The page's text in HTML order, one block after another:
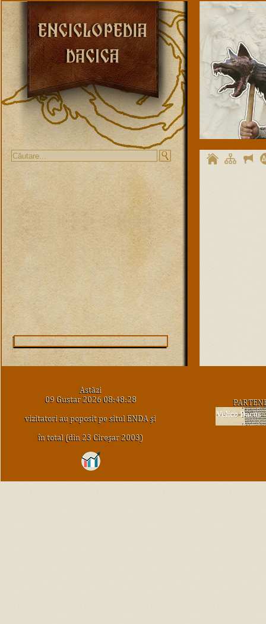
Astăzi
09 Gustar 2026 08:48:28
vizitatori au poposit pe situl ENDA şi
în total (din 23 Cireşar 2003)